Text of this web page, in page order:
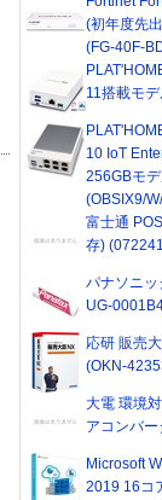
(初年度先
(FG-40F-
11搭載モ
10 IoT
256GBモ
(OBSIX9/
富士通
存)
パナソニ
UG-
応研 販売
(OKN-
大電 環境
アコンバ
Microsoft
2019 16コ